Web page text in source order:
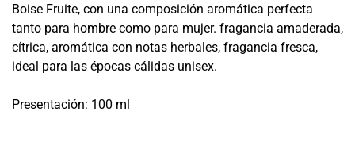
Boise Fruite, con una composición aromática perfecta
tanto para hombre como para mujer. fragancia amaderada,
cítrica, aromática con notas herbales, fragancia fresca,
ideal para las épocas cálidas unisex.
Presentación: 100 ml